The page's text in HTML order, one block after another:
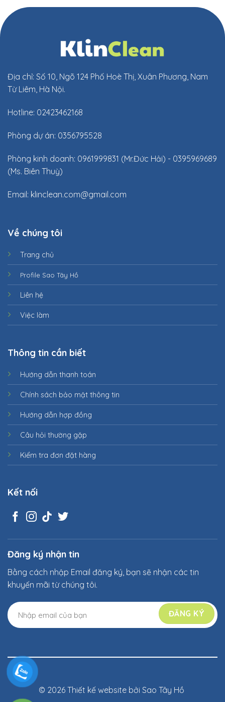
Địa chỉ: Số 10, Ngõ 124 Phố Hoè Thị, Xuân Phương, Nam
Từ Liêm, Hà Nội.
Hotline: 02423462168
Phòng dự án: 0356795528
Phòng kinh doanh: 0961999831 (Mr.Đức Hải) - 0395969689
(Ms. Biên Thuỳ)
Email: klinclean.com@gmail.com
Về chúng tôi
Trang chủ
Profile Sao Tây Hồ
Liên hệ
Việc làm
Thông tin cần biết
Hướng dẫn thanh toán
Chính sách bảo mật thông tin
Hướng dẫn hợp đồng
Câu hỏi thường gặp
Kiểm tra đơn đặt hàng
Kết nối
Đăng ký nhận tin
Bằng cách nhập Email đăng ký, bạn sẽ nhận các tin
khuyến mãi từ chúng tôi.
© 2026 Thiết kế website bởi Sao Tây Hồ